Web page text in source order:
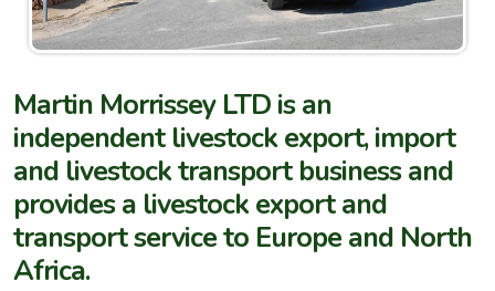
Martin Morrissey LTD is an
independent livestock export, import
and livestock transport business and
provides a livestock export and
transport service to Europe and North
Africa.